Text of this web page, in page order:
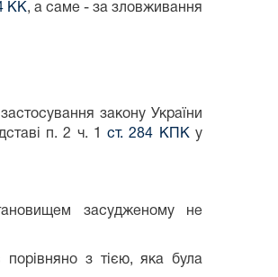
КК, а саме - за зловживання
закону України
п. 2 ч. 1ст. 284 КПК у
засудженому не
порівняно з тією, яка була